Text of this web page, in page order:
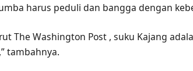
harus peduli dan bangga dengan
The Washington Post , suku Kajang
tambahnya.